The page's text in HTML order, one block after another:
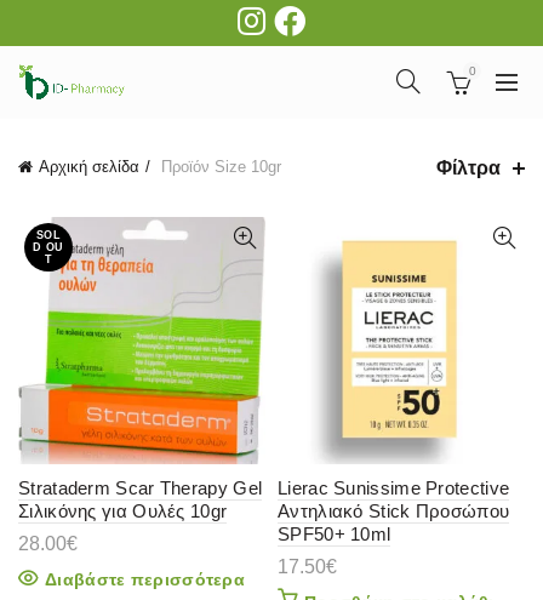
0
Αρχική σελίδα Προϊόν Size 10gr Φίλτρα
SOL
D OU
T
Strataderm Scar Therapy Gel
Σιλικόνης για Ουλές 10gr
28.00€
Διαβάστε περισσότερα
Lierac Sunissime Protective
Αντηλιακό Stick Προσώπου
SPF50+ 10ml
17.50€